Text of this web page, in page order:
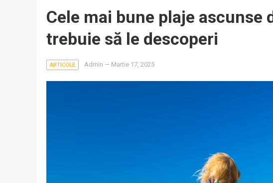
Cele mai bune plaje ascunse
trebuie să le descoperi
ARTICOLE Admin — Martie 17, 2025